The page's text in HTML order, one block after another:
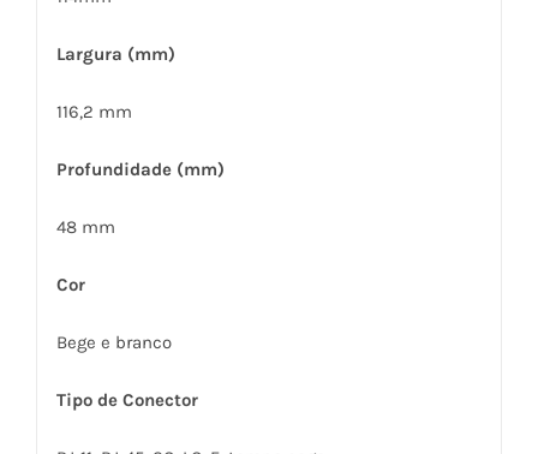
Largura (mm)
116,2 mm
Profundidade (mm)
48 mm
Cor
Bege e branco
Tipo de Conector